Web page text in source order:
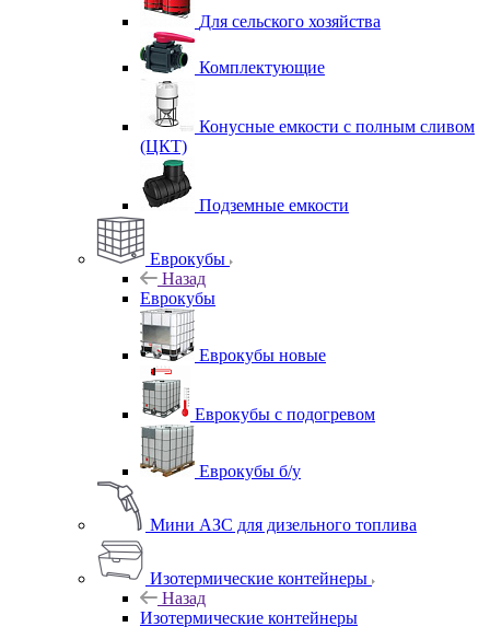
Для сельского хозяйства
Комплектующие
Конусные емкости с полным сливом
(ЦКТ)
Подземные емкости
Еврокубы
Назад
Еврокубы
Еврокубы новые
Еврокубы с подогревом
Еврокубы б/у
Мини АЗС для дизельного топлива
Изотермические контейнеры
Назад
Изотермические контейнеры